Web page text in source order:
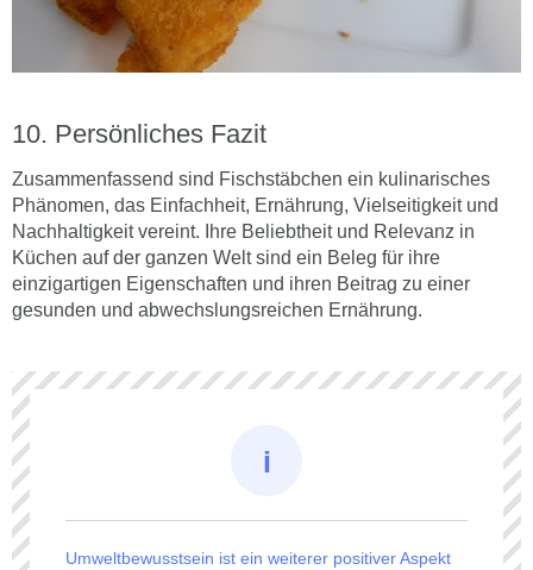
Persönliches Fazit
Zusammenfassend sind Fischstäbchen ein kulinarisches
Phänomen, das Einfachheit, Ernährung, Vielseitigkeit und
Nachhaltigkeit vereint. Ihre Beliebtheit und Relevanz in
Küchen auf der ganzen Welt sind ein Beleg für ihre
einzigartigen Eigenschaften und ihren Beitrag zu einer
gesunden und abwechslungsreichen Ernährung.
Umweltbewusstsein ist ein weiterer positiver Aspekt